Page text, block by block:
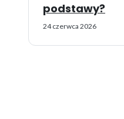
podstawy?
24 czerwca 2026